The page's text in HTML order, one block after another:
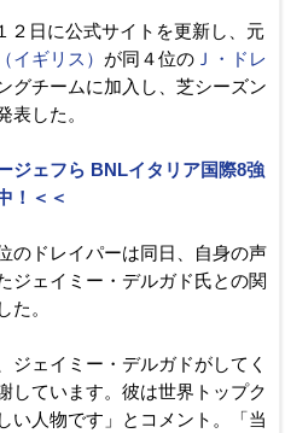
２日に公式サイトを更新し、元
イギリス） が同４位の Ｊ・ドレ
グチームに加入し、芝シーズン
表した。
ジェフら BNLイタリア国際8強
！＜＜
のドレイパーは同日、自身の声
ジェイミー・デルガド氏との関
た。
ジェイミー・デルガドがしてく
しています。彼は世界トップク
い人物です」とコメント。「当